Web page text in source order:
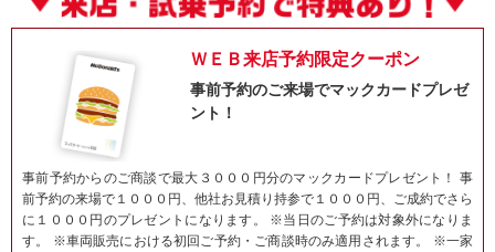
ＷＥＢ来店予約限定クーポン
事前予約のご来場でマックカードプレゼ
ント！
事前予約からのご商談で最大３０００円分のマックカードプレゼント！ 事
前予約の来場で１０００円、他社お見積り持参で１０００円、ご成約でさら
に１０００円のプレゼントになります。 ※当日のご予約は対象外になりま
す。 ※車両販売における初回ご予約・ご商談時のみ適用されます。 ※一家